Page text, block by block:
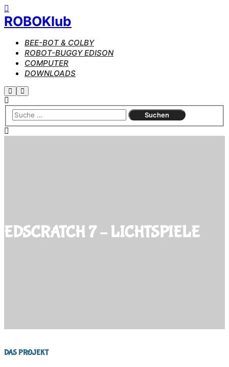
ROBOKlub
BEE-BOT & COLBY
ROBOT-BUGGY EDISON
COMPUTER
DOWNLOADS
Suchen
EDSCRATCH 7 – LICHTSPIELE
DAS PROJEKT